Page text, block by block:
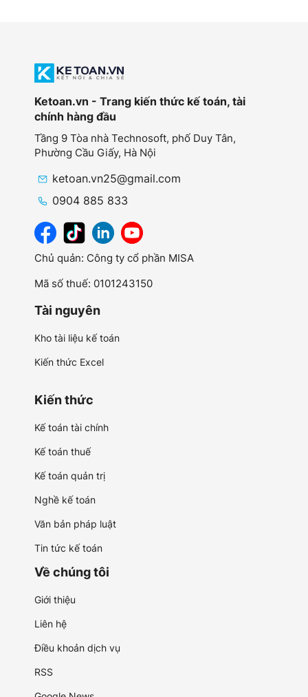
Ketoan.vn - Trang kiến thức kế toán, tài
chính hàng đầu
Tầng 9 Tòa nhà Technosoft, phố Duy Tân,
Phường Cầu Giấy, Hà Nội
ketoan.vn25@gmail.com
0904 885 833
Chủ quản: Công ty cổ phần MISA
Mã số thuế: 0101243150
Tài nguyên
Kho tài liệu kế toán
Kiến thức Excel
Kiến thức
Kế toán tài chính
Kế toán thuế
Kế toán quản trị
Nghề kế toán
Văn bản pháp luật
Tin tức kế toán
Về chúng tôi
Giới thiệu
Liên hệ
Điều khoản dịch vụ
RSS